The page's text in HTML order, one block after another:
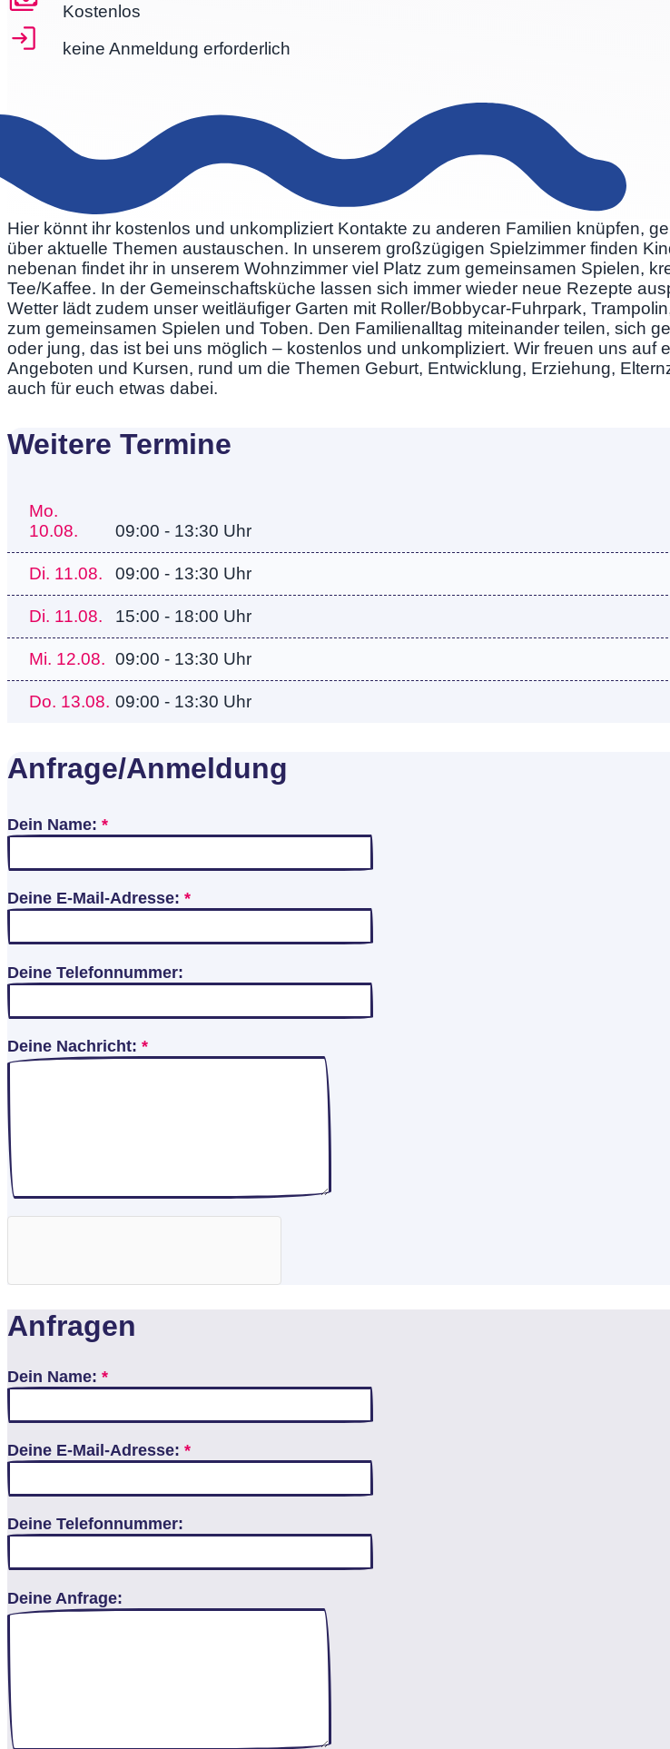
Kostenlos
keine Anmeldung erforderlich
Hier könnt ihr kostenlos und unkompliziert Kontakte zu anderen Familien knüpfen,
über aktuelle Themen austauschen. In unserem großzügigen Spielzimmer finden
nebenan findet ihr in unserem Wohnzimmer viel Platz zum gemeinsamen Spielen,
Tee/Kaffee. In der Gemeinschaftsküche lassen sich immer wieder neue Rezepte
Wetter lädt zudem unser weitläufiger Garten mit Roller/Bobbycar-Fuhrpark,
zum gemeinsamen Spielen und Toben. Den Familienalltag miteinander teilen, sich
oder jung, das ist bei uns möglich – kostenlos und unkompliziert. Wir freuen uns
Angeboten und Kursen, rund um die Themen Geburt, Entwicklung, Erziehung,
auch für euch etwas dabei.
Weitere Termine
Mo.
10.08.
09:00 - 13:30 Uhr
Di. 11.08. 09:00 - 13:30 Uhr
Di. 11.08. 15:00 - 18:00 Uhr
Mi. 12.08. 09:00 - 13:30 Uhr
Do. 13.08. 09:00 - 13:30 Uhr
Anfrage/Anmeldung
Dein Name: *
Deine E-Mail-Adresse: *
Deine Telefonnummer:
Deine Nachricht: *
Anfragen
Dein Name: *
Deine E-Mail-Adresse: *
Deine Telefonnummer:
Deine Anfrage: